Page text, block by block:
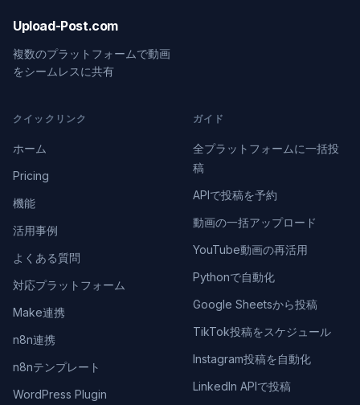
Upload-Post.com
複数のプラットフォームで動画
をシームレスに共有
クイックリンク
ホーム
Pricing
機能
活用事例
よくある質問
対応プラットフォーム
Make連携
n8n連携
n8nテンプレート
WordPress Plugin
ガイド
全プラットフォームに一括投
稿
APIで投稿を予約
動画の一括アップロード
YouTube動画の再活用
Pythonで自動化
Google Sheetsから投稿
TikTok投稿をスケジュール
Instagram投稿を自動化
LinkedIn APIで投稿